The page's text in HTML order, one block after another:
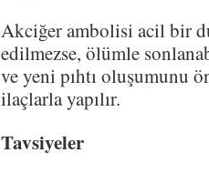
Akciğer ambolisi acil bir
edilmezse, ölümle
ve yeni pıhtı oluşumunu
ilaçlarla yapılır.
Tavsiyeler